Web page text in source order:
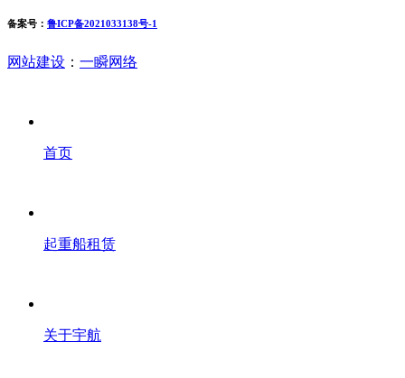
备案号： 鲁ICP备2021033138号-1
网站建设 ： 一瞬网络
首页
起重船租赁
关于宇航